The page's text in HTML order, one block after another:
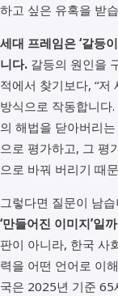
하고 싶은 유혹을 받
세대 프레임은 ‘갈등
니다. 갈등의 원인을
적에서 찾기보다, “저
방식으로 작동합니다
의 해법을 닫아버리
으로 평가하고, 그 평
으로 바꿔 버리기 때
그렇다면 질문이 남습
‘만들어진 이미지’일
판이 아니라, 한국 사
력을 어떤 언어로 이
국은 2025년 기준 65